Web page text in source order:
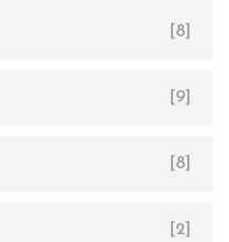
[27]
[8]
[9]
[8]
[2]